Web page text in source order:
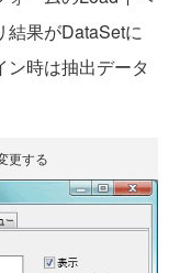
結果がDataSetに
時は抽出データ
更する